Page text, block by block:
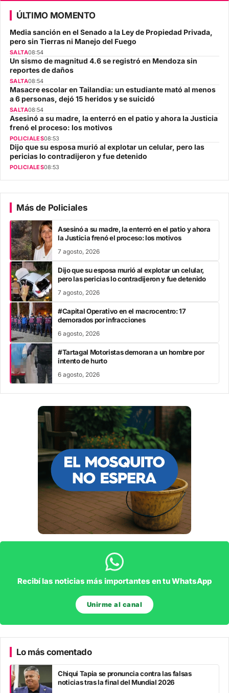
ÚLTIMO MOMENTO
Media sanción en el Senado a la Ley de Propiedad Privada,
pero sin Tierras ni Manejo del Fuego
SALTA08:54
Un sismo de magnitud 4.6 se registró en Mendoza sin
reportes de daños
SALTA08:54
Masacre escolar en Tailandia: un estudiante mató al menos
a 6 personas, dejó 15 heridos y se suicidó
SALTA08:54
Asesinó a su madre, la enterró en el patio y ahora la Justicia
frenó el proceso: los motivos
POLICIALES08:53
Dijo que su esposa murió al explotar un celular, pero las
pericias lo contradijeron y fue detenido
POLICIALES08:53
Más de Policiales
Asesinó a su madre, la enterró en el patio y ahora
la Justicia frenó el proceso: los motivos
7 agosto, 2026
Dijo que su esposa murió al explotar un celular,
pero las pericias lo contradijeron y fue detenido
7 agosto, 2026
#Capital Operativo en el macrocentro: 17
demorados por infracciones
6 agosto, 2026
#Tartagal Motoristas demoran a un hombre por
intento de hurto
6 agosto, 2026
Recibí las noticias más importantes en tu WhatsApp
Unirme al canal
Lo más comentado
Chiqui Tapia se pronuncia contra las falsas
noticias tras la final del Mundial 2026